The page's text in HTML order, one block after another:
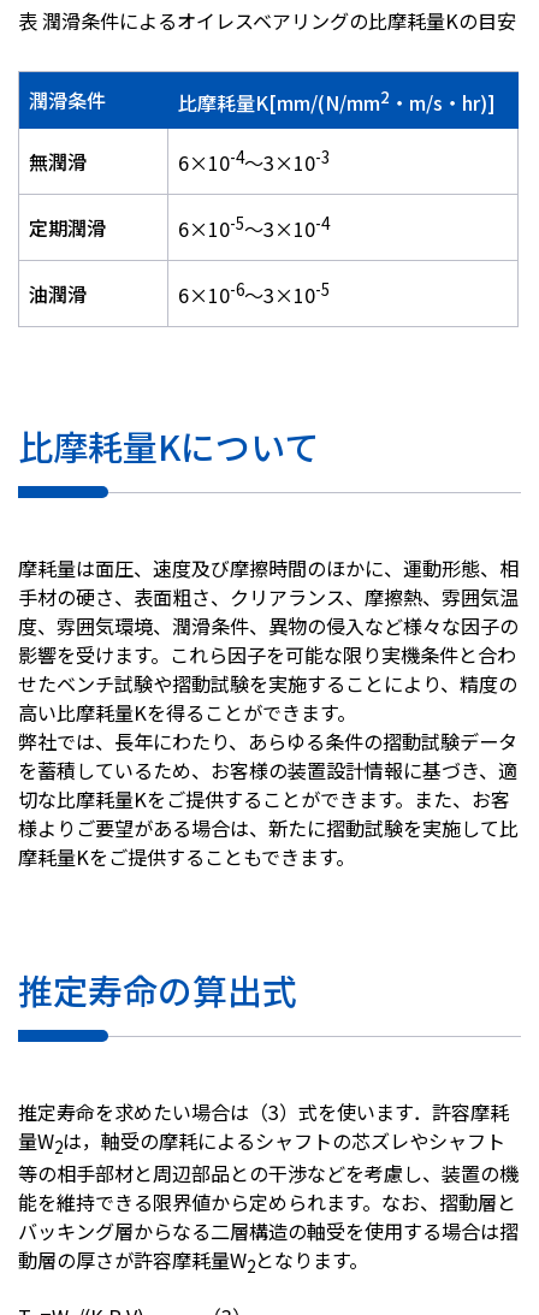
表 潤滑条件によるオイレスベアリングの比摩耗量Kの目安
潤滑条件 比摩耗量K[mm/(N/mm2 ・m/s・hr)]
無潤滑 6×10-4～3×10-3
定期潤滑 6×10-5～3×10-4
油潤滑 6×10-6～3×10-5
比摩耗量Kについて
摩耗量は面圧、速度及び摩擦時間のほかに、運動形態、相
手材の硬さ、表面粗さ、クリアランス、摩擦熱、雰囲気温
度、雰囲気環境、潤滑条件、異物の侵入など様々な因子の
影響を受けます。これら因子を可能な限り実機条件と合わ
せたベンチ試験や摺動試験を実施することにより、精度の
高い比摩耗量Kを得ることができます。
弊社では、長年にわたり、あらゆる条件の摺動試験データ
を蓄積しているため、お客様の装置設計情報に基づき、適
切な比摩耗量Kをご提供することができます。また、お客
様よりご要望がある場合は、新たに摺動試験を実施して比
摩耗量Kをご提供することもできます。
推定寿命の算出式
推定寿命を求めたい場合は（3）式を使います．許容摩耗
量W2は，軸受の摩耗によるシャフトの芯ズレやシャフト
等の相手部材と周辺部品との干渉などを考慮し、装置の機
能を維持できる限界値から定められます。なお、摺動層と
バッキング層からなる二層構造の軸受を使用する場合は摺
動層の厚さが許容摩耗量W2となります。